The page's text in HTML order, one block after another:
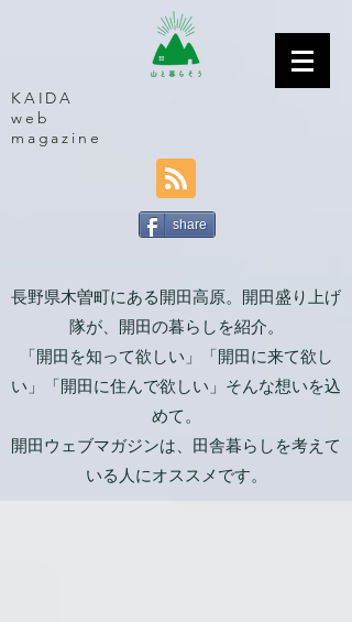
KAIDA
web
magazine
share
長野県木曽町にある開田高原。開田盛り上げ
隊が、開田の暮らしを紹介。
「開田を知って欲しい」「開田に来て欲し
い」「開田に住んで欲しい」そんな想いを込
めて。
開田ウェブマガジンは、田舎暮らしを考えて
いる人にオススメです。